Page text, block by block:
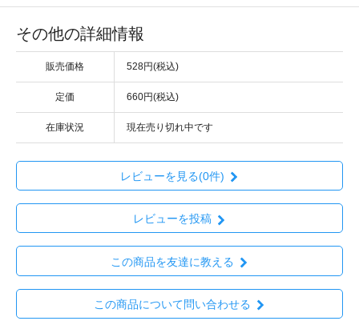
その他の詳細情報
販売価格 528円(税込)
定価 660円(税込)
在庫状況 現在売り切れ中です
レビューを見る(0件)
レビューを投稿
この商品を友達に教える
この商品について問い合わせる